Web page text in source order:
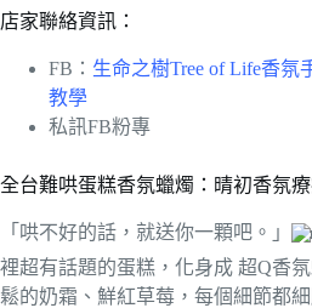
店家聯絡資訊：
FB： 生命之樹Tree of Life香氛
教學
私訊FB粉專
全台難哄蛋糕香氛蠟燭：晴初香氛
「哄不好的話，就送你一顆吧。」
裡超有話題的蛋糕，化身成 超Q香氛
鬆的奶霜、鮮紅草莓，每個細節都